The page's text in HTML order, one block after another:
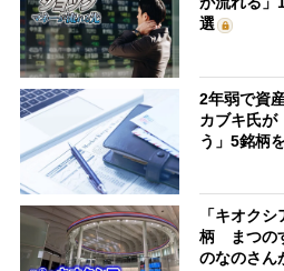
選
2年弱で資
カブキ氏が
う」5銘柄
「キオク
柄 まつの
のなのさん